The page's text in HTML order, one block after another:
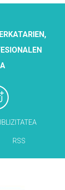
RSS